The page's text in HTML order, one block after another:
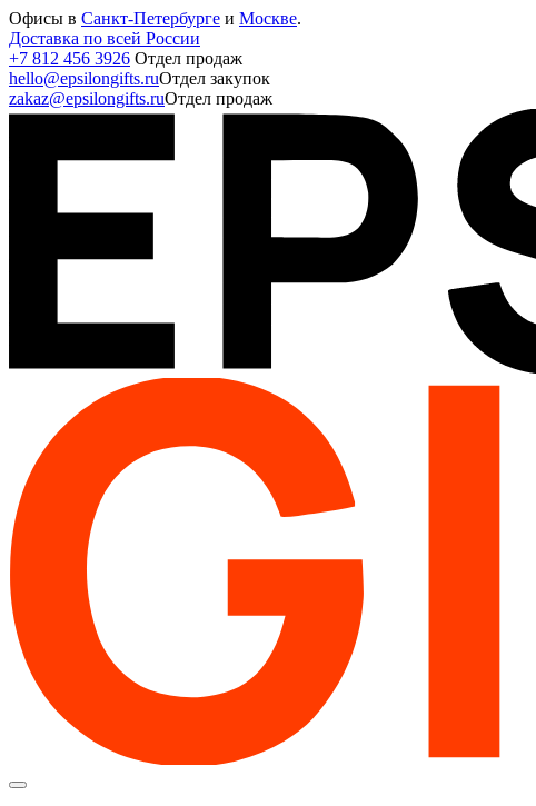
Офисы в Санкт-Петербурге и Москве.
Доставка по всей России
+7 812 456 3926 Отдел продаж
hello@epsilongifts.ruОтдел закупок
zakaz@epsilongifts.ruОтдел продаж